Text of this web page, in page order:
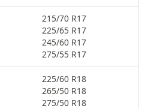
215/70 R17
225/65 R17
245/60 R17
275/55 R17
225/60 R18
265/50 R18
275/50 R18